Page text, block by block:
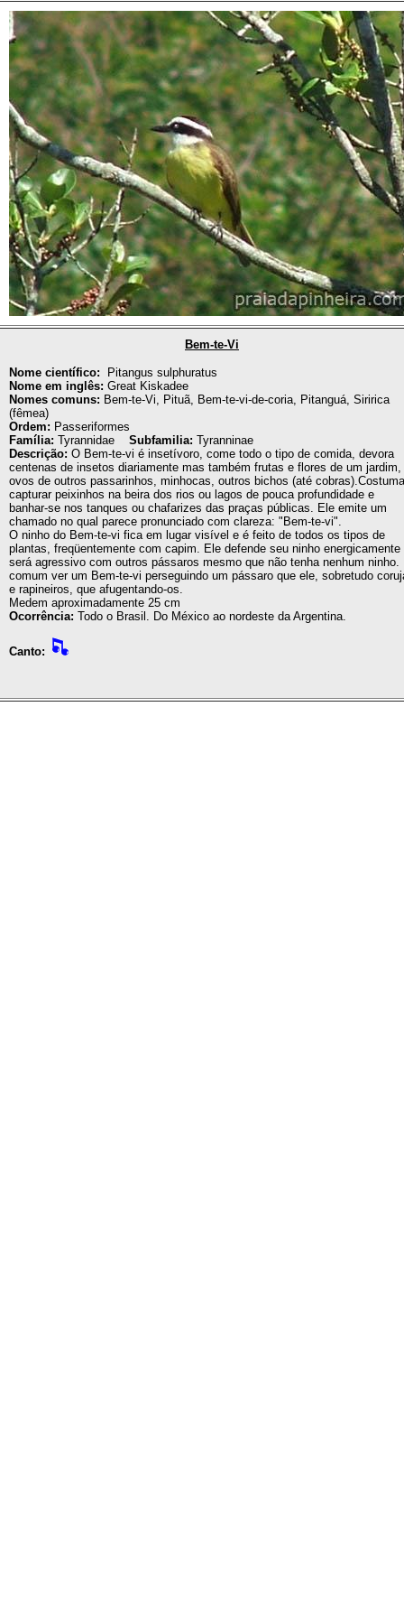
Bem-te-Vi
Nome científico:
Pitangus sulphuratus
Nome em inglês: Great Kiskadee
Nomes comuns: Bem-te-Vi, Pituã, Bem-te-vi-de-coria, Pitanguá, Siririca
(fêmea)
Ordem: Passeriformes
Família: Tyrannidae Subfamilia: Tyranninae
Descrição: O Bem-te-vi é insetívoro, come todo o tipo de comida, devora
centenas de insetos diariamente mas também frutas e flores de um jardim,
ovos de outros passarinhos, minhocas, outros bichos (até cobras).Costuma
capturar peixinhos na beira dos rios ou lagos de pouca profundidade e
banhar-se nos tanques ou chafarizes das praças públicas. Ele emite um
chamado no qual parece pronunciado com clareza: "Bem-te-vi".
O ninho do Bem-te-vi fica em lugar visível e é feito de todos os tipos de
plantas, freqüentemente com capim. Ele defende seu ninho energicamente
será agressivo com outros pássaros mesmo que não tenha nenhum ninho.
comum ver um Bem-te-vi perseguindo um pássaro que ele, sobretudo
e rapineiros, que afugentando-os.
Medem aproximadamente 25 cm
Ocorrência: Todo o Brasil. Do México ao nordeste da Argentina.
Canto: